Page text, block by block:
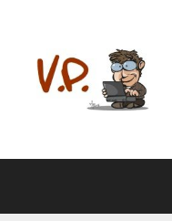
contenuto